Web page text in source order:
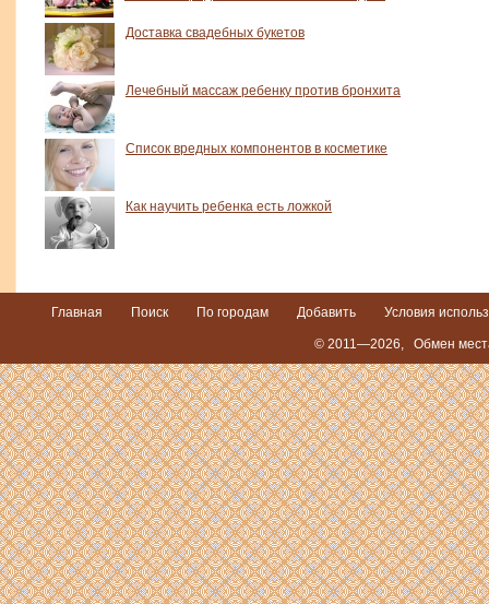
Доставка свадебных букетов
Лечебный массаж ребенку против бронхита
Список вредных компонентов в косметике
Как научить ребенка есть ложкой
Главная Поиск По городам Добавить Условия
© 2011—2026, Обмен